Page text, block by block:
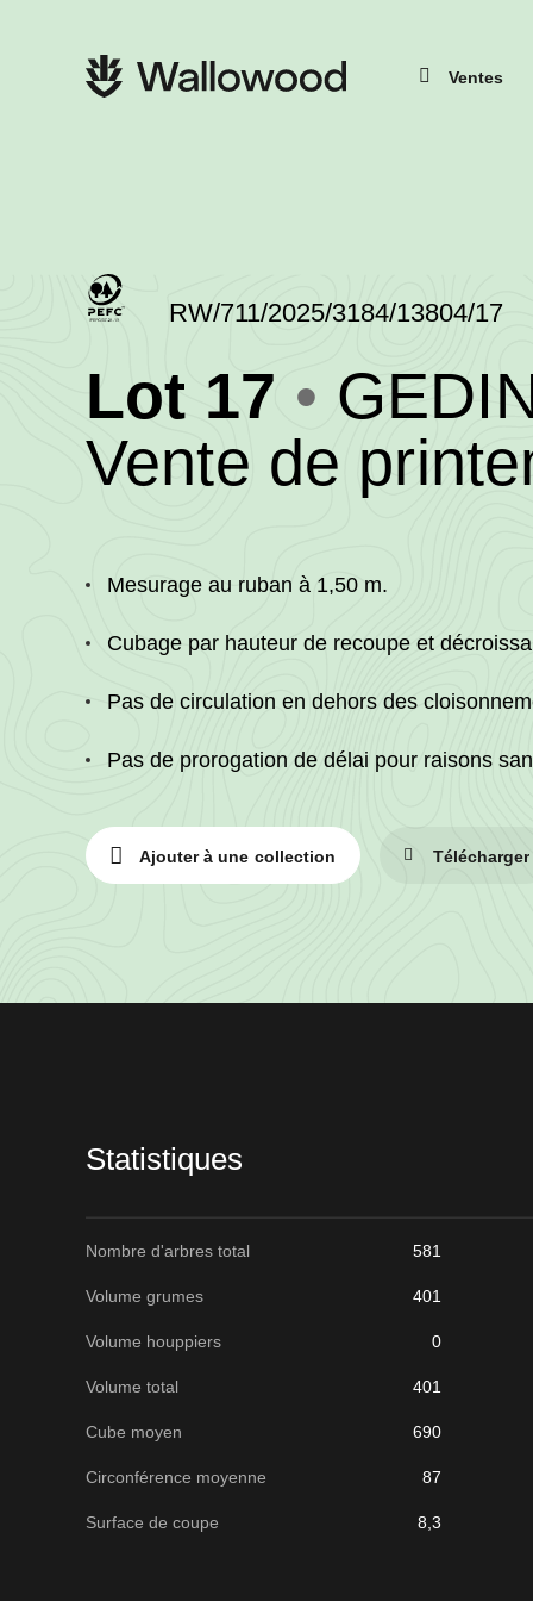
navigation
Lot 17 (RW/
-
Vente de
RW/711/2025/3184/13804/17
Mesurage au ruban à 1,50 m.
Cubage par hauteur de recoupe et
Pas de circulation en dehors des
Pas de prorogation de délai pour raisons
Ajouter à une collection Télécharger
Statistiques
Nombre d'arbres total 581
Volume grumes 401
Volume houppiers 0
Volume total 401
Cube moyen 690
Circonférence moyenne 87
Surface de coupe 8,3
Navigation
principale
Ventes